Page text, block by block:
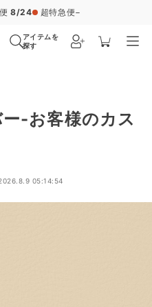
8/24 超特急便−
アイテムを
探す
-お客様のカス
05:14:54